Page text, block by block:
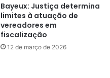
Bayeux: Justiça determina
limites à atuação de
vereadores em
fiscalização
12 de março de 2026